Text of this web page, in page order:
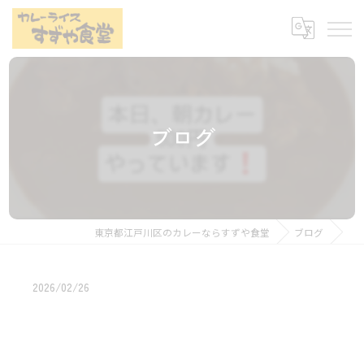
ブログ
東京都江戸川区のカレーならすずや食堂 ブログ
2026/02/26